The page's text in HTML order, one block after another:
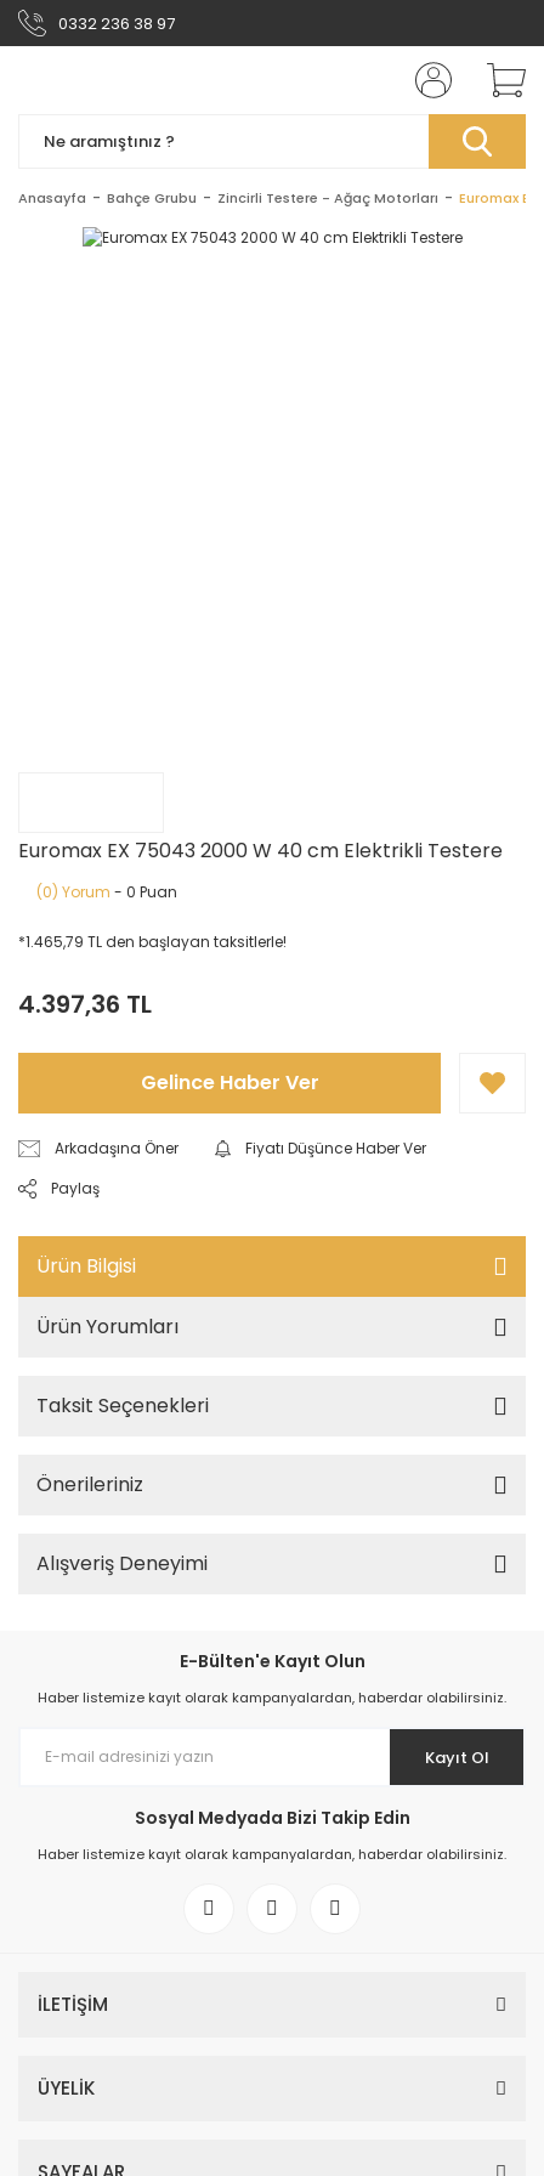
0332 236 38 97
Anasayfa Bahçe Grubu Zincirli Testere - Ağaç Motorları Euromax
Euromax EX 75043 2000 W 40 cm Elektrikli Testere
(0) Yorum - 0 Puan
*1.465,79 TL den başlayan taksitlerle!
4.397,36 TL
Gelince Haber Ver
Arkadaşına Öner
Fiyatı Düşünce Haber Ver
Paylaş
Ürün Bilgisi
Ürün Yorumları
Taksit Seçenekleri
Önerileriniz
Alışveriş Deneyimi
E-Bülten'e Kayıt Olun
Haber listemize kayıt olarak kampanyalardan, haberdar olabilirsiniz.
Kayıt Ol
Sosyal Medyada Bizi Takip Edin
Haber listemize kayıt olarak kampanyalardan, haberdar olabilirsiniz.
İLETİŞİM
ÜYELİK